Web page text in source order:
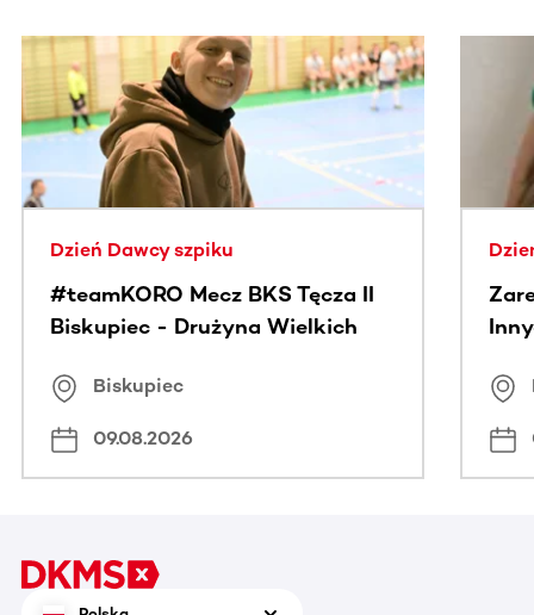
Ta sekcja zawiera treści przewijane w poziomie. Użyj
Dzień Dawcy szpiku
#teamKORO Mecz BKS Tęcza II
Biskupiec - Drużyna Wielkich
Biskupiec
09.08.2026